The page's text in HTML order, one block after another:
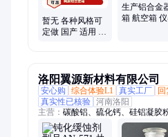
暂无 各种风格可
定做 国产 适用 仪
生产铝合金
箱 航空箱
洛阳翼源新材料有限公司
安心购
综合体验L1 真实工厂 回
真实性已核验 河南洛阳
主营： 碳酸铝、硫化钙、硅铝凝胶
剂、表面活性剂、耐火材料、水处